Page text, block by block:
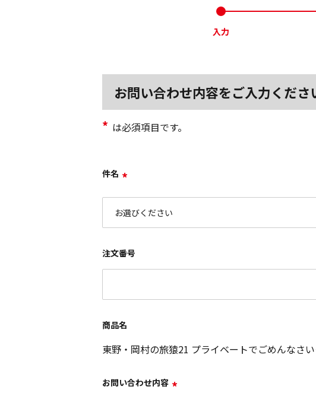
入力
お問い合わせ内容をご入力くださ
* は必須項目です。
件名 *
注文番号
商品名
東野・岡村の旅猿21 プライベートでごめんなさ
お問い合わせ内容 *